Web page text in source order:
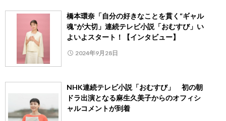
橋本環奈「自分の好きなことを貫く“ギャル
魂”が大切」連続テレビ小説「おむすび」い
よいよスタート！【インタビュー】
2024年9月28日
NHK連続テレビ小説「おむすび」 初の朝
ドラ出演となる麻生久美子からのオフィシ
ャルコメントが到着